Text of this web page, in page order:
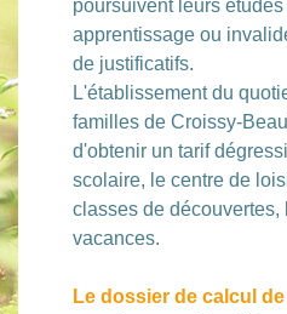
poursuivent leurs
apprentissage ou
de justificatifs.
L'établissement du
familles de Croissy-
d'obtenir un tarif
scolaire, le centre de
classes de
vacances.
Le dossier de calcul